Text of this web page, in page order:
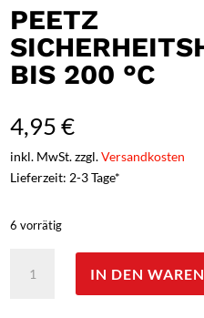
PEETZ
BIS 200 °C
4,95€
inkl. MwSt. zzgl.Versandkosten
Lieferzeit: 2-3 Tage*
6 vorrätig
Sicherheitshandschuhe
IN DEN